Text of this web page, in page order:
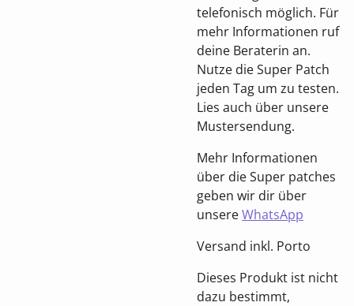
telefonisch möglich. Für
mehr Informationen ruf
deine Beraterin an.
Nutze die Super Patch
jeden Tag um zu testen.
Lies auch über unsere
Mustersendung.
Mehr Informationen
über die Super patches
geben wir dir über
unsereWhatsApp
Versand inkl. Porto
Dieses Produkt ist nicht
dazu bestimmt,